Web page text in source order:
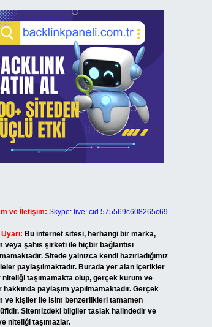
ve İletişim: Skype: live:.cid.575569c608265c69
Bu internet sitesi, herhangi bir marka,
veya şahıs şirketi ile hiçbir bağlantısı
Sitede yalnızca kendi hazırladığımız
paylaşılmaktadır. Burada yer alan içerikler
niteliği taşımamakta olup, gerçek kurum ve
hakkında paylaşım yapılmamaktadır. Gerçek
ve kişiler ile isim benzerlikleri tamamen
Sitemizdeki bilgiler taslak halindedir ve
niteliği taşımazlar.